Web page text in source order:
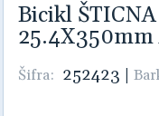
Bicikl
Šifra: 252423 |